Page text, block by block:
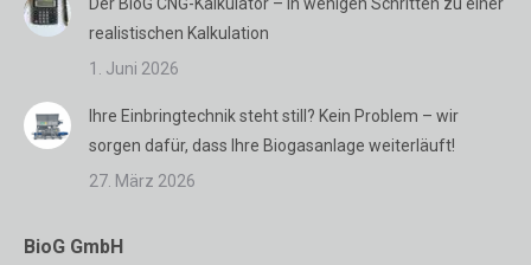
realistischen Kalkulation
1. Juni 2026
Ihre Einbringtechnik steht still? Kein Problem – wir
sorgen dafür, dass Ihre Biogasanlage weiterläuft!
27. März 2026
BioG GmbH